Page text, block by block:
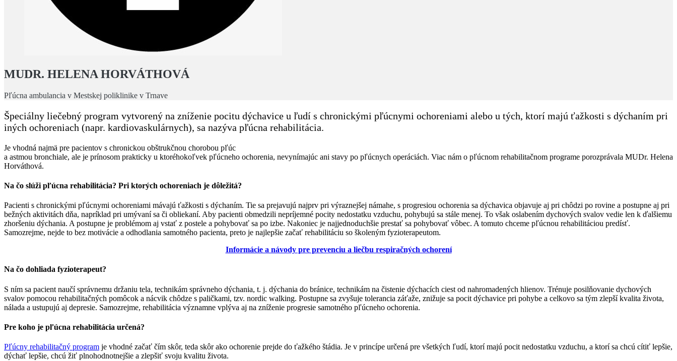
MUDR. HELENA HORVÁTHOVÁ
Pľúcna ambulancia v Mestskej poliklinike v Trnave
Špeciálny liečebný program vytvorený na zníženie pocitu dýchavice u ľudí s chronickými pľúcnymi ochoreniami alebo u tých, ktorí majú ťažkosti s dýchaním pri
iných ochoreniach (napr. kardiovaskulárnych), sa nazýva pľúcna rehabilitácia.
Je vhodná najmä pre pacientov s chronickou obštrukčnou chorobou pľúc
a astmou bronchiale, ale je prínosom prakticky u ktoréhokoľvek pľúcneho ochorenia, nevynímajúc ani stavy po pľúcnych operáciách. Viac nám o pľúcnom rehabilitačnom programe porozprávala MUDr. Helena
Horváthová.
Na čo slúži pľúcna rehabilitácia? Pri ktorých ochoreniach je dôležitá?
Pacienti s chronickými pľúcnymi ochoreniami mávajú ťažkosti s dýchaním. Tie sa prejavujú najprv pri výraznejšej námahe, s progresiou ochorenia sa dýchavica objavuje aj pri chôdzi po rovine a postupne aj pri
bežných aktivitách dňa, napríklad pri umývaní sa či obliekaní. Aby pacienti obmedzili nepríjemné pocity nedostatku vzduchu, pohybujú sa stále menej. To však oslabením dychových svalov vedie len k ďalšiemu
zhoršeniu dýchania. A postupne je problémom aj vstať z postele a pohybovať sa po izbe. Nakoniec je najjednoduchšie prestať sa pohybovať vôbec. A tomuto chceme pľúcnou rehabilitáciou predísť.
Samozrejme, nejde to bez motivácie a odhodlania samotného pacienta, preto je najlepšie začať rehabilitáciu so školeným fyzioterapeutom.
Informácie a návody pre prevenciu a liečbu respiračných ochorení
Na čo dohliada fyzioterapeut?
S ním sa pacient naučí správnemu držaniu tela, technikám správneho dýchania, t. j. dýchania do bránice, technikám na čistenie dýchacích ciest od nahromadených hlienov. Trénuje posilňovanie dychových
svalov pomocou rehabilitačných pomôcok a nácvik chôdze s paličkami, tzv. nordic walking. Postupne sa zvyšuje tolerancia záťaže, znižuje sa pocit dýchavice pri pohybe a celkovo sa tým zlepší kvalita života,
nálada a ustupujú aj depresie. Samozrejme, rehabilitácia významne vplýva aj na zníženie progresie samotného pľúcneho ochorenia.
Pre koho je pľúcna rehabilitácia určená?
Pľúcny rehabilitačný program je vhodné začať čím skôr, teda skôr ako ochorenie prejde do ťažkého štádia. Je v princípe určená pre všetkých ľudí, ktorí majú pocit nedostatku vzduchu, a ktorí sa chcú cítiť lepšie,
dýchať lepšie, chcú žiť plnohodnotnejšie a zlepšiť svoju kvalitu života.